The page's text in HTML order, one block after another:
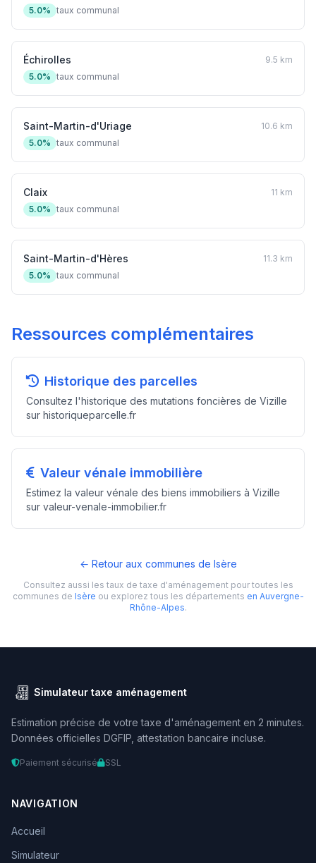
5.0% taux communal
Échirolles
9.5 km
5.0% taux communal
Saint-Martin-d'Uriage
10.6 km
5.0% taux communal
Claix
11 km
5.0% taux communal
Saint-Martin-d'Hères
11.3 km
5.0% taux communal
Ressources complémentaires
Historique des parcelles
Consultez l'historique des mutations foncières de Vizille
sur historiqueparcelle.fr
Valeur vénale immobilière
Estimez la valeur vénale des biens immobiliers à Vizille
sur valeur-venale-immobilier.fr
← Retour aux communes de Isère
Consultez aussi les taux de taxe d'aménagement pour toutes les
communes de Isère ou explorez tous les départements en Auvergne-
Rhône-Alpes.
Simulateur taxe aménagement
Estimation précise de votre taxe d'aménagement en 2 minutes.
Données officielles DGFIP, attestation bancaire incluse.
Paiement sécurisé SSL
NAVIGATION
Accueil
Simulateur